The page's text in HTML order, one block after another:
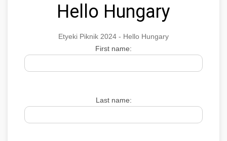
Hello Hungary
Etyeki Piknik 2024 - Hello Hungary
First name:
Last name: